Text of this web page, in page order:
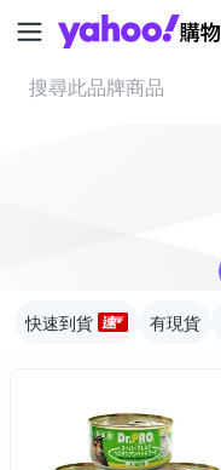
快速到貨 有現貨